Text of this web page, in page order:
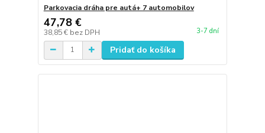
Parkovacia dráha pre autá+ 7 automobilov
47,78 €
38,85 € bez DPH 3-7 dní
Pridať do košíka